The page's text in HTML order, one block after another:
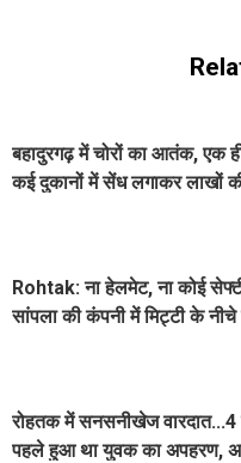
बहादुरगढ़ में चोरों का आतंक, एक
कई दुकानों में सेंध लगाकर लाखों
Rohtak: ना हेलमेट, ना कोई
सांपला की कंपनी में मिट्टी के नीचे
रोहतक में सनसनीखेज वारदात...4
पहले हुआ था युवक का अपहरण,